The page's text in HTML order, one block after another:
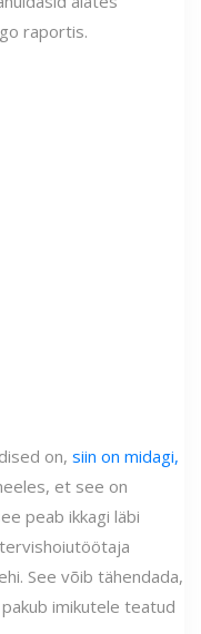
raportis.
on, siin on midagi,
et see on
peab ikkagi läbi
See võib tähendada,
imikutele teatud